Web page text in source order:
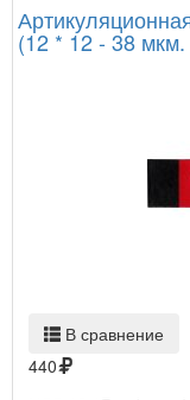
(12 * 12 - 38 мкм.
В сравнение
440